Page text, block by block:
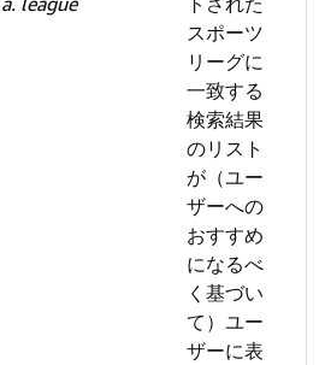
スポーツ
リーグに
一致する
検索結果
のリスト
が（ユー
ザーへの
おすすめ
になるべ
く基づい
て）ユー
ザーに表